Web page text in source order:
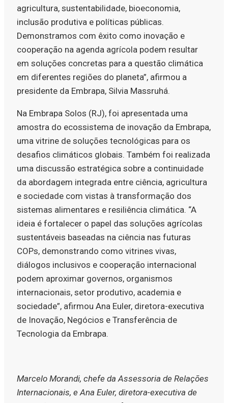
agricultura, sustentabilidade, bioeconomia,
inclusão produtiva e políticas públicas.
Demonstramos com êxito como inovação e
cooperação na agenda agrícola podem resultar
em soluções concretas para a questão climática
em diferentes regiões do planeta”, afirmou a
presidente da Embrapa, Silvia Massruhá.
Na Embrapa Solos (RJ), foi apresentada uma
amostra do ecossistema de inovação da Embrapa,
uma vitrine de soluções tecnológicas para os
desafios climáticos globais. Também foi realizada
uma discussão estratégica sobre a continuidade
da abordagem integrada entre ciência, agricultura
e sociedade com vistas à transformação dos
sistemas alimentares e resiliência climática. “A
ideia é fortalecer o papel das soluções agrícolas
sustentáveis ​​baseadas na ciência nas futuras
COPs, demonstrando como vitrines vivas,
diálogos inclusivos e cooperação internacional
podem aproximar governos, organismos
internacionais, setor produtivo, academia e
sociedade”, afirmou Ana Euler, diretora-executiva
de Inovação, Negócios e Transferência de
Tecnologia da Embrapa.
Marcelo Morandi, chefe da Assessoria de Relações
Internacionais, e Ana Euler, diretora-executiva de